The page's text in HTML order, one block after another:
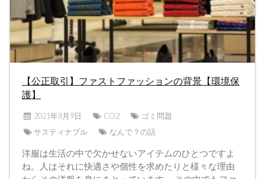
【公正取引】ファストファッションの背景【環境保
護】
2021年8月9日 CO2
ゴミ問題
サスティナブル
なんで？の話
洋服は生活の中で欠かせないアイテムのひとつですよ
ね。人はそれに快適さや個性を求めたりと様々な理由